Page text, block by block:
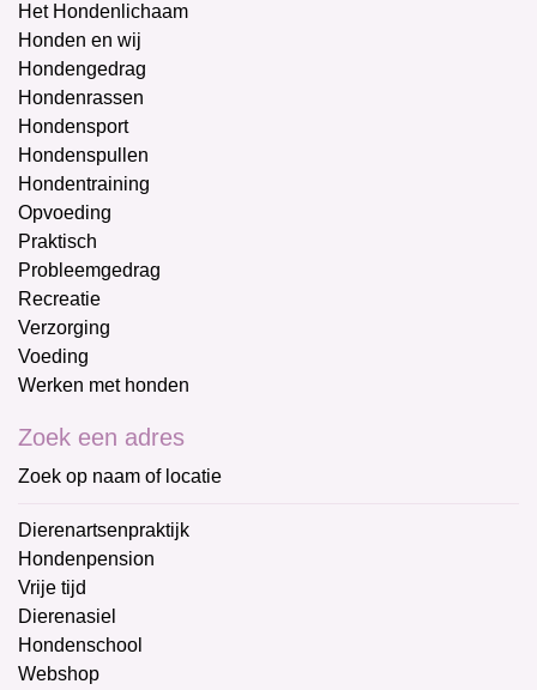
Het Hondenlichaam
Honden en wij
Hondengedrag
Hondenrassen
Hondensport
Hondenspullen
Hondentraining
Opvoeding
Praktisch
Probleemgedrag
Recreatie
Verzorging
Voeding
Werken met honden
Zoek een adres
Zoek op naam of locatie
Dierenartsenpraktijk
Hondenpension
Vrije tijd
Dierenasiel
Hondenschool
Webshop